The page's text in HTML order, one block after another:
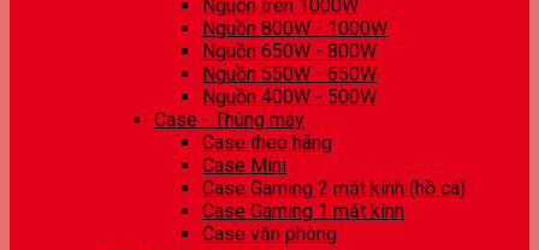
Nguồn trên 1000W
Nguồn 800W - 1000W
Nguồn 650W - 800W
Nguồn 550W - 650W
Nguồn 400W - 500W
Case - Thùng máy
Case theo hãng
Case Mini
Case Gaming 2 mặt kính (hồ cá)
Case Gaming 1 mặt kính
Case văn phòng